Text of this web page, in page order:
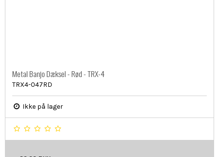
Metal Banjo Dæksel - Rød - TRX-4
TRX4-047RD
Ikke på lager